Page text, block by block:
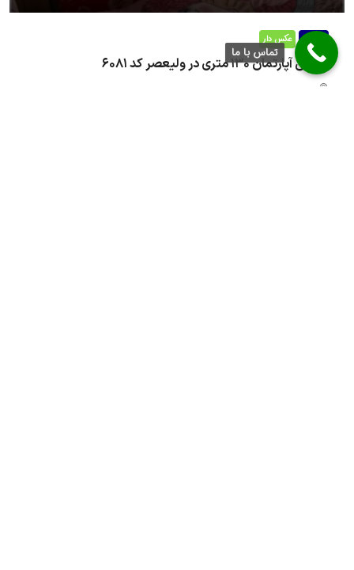
فروش عکس دار
فروش آپارتمان ۱۳۰ متری در ولیعصر کد ۶۰۸۱
تماس با ما